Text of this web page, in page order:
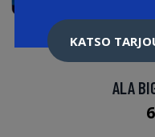
ALA
KATSO